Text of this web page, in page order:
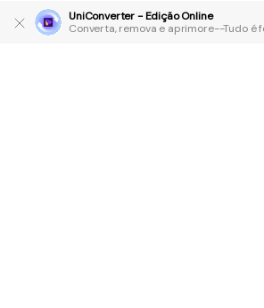
UniConverter - Edição Online
Converta, remova e aprimore--Tudo é